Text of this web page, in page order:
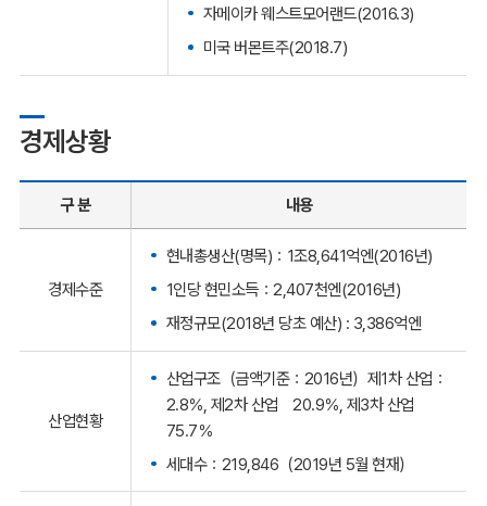
자메이카 웨스트모어랜드(2016.3)
미국 버몬트주(2018.7)
경제상황
구 분 내용
경제수준
현내총생산(명목)：1조8,641억엔(2016년)
1인당 현민소득：2,407천엔(2016년)
재정규모(2018년 당초 예산) : 3,386억엔
산업현황
산업구조（금액기준：2016년）제1차 산업：
2.8％, 제2차 산업 20.9％, 제3차 산업
75.7％
세대수：219,846（2019년 5월 현재）